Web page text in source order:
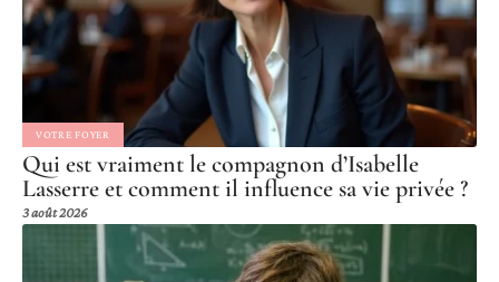
VOTRE FOYER
Qui est vraiment le compagnon d’Isabelle
Lasserre et comment il influence sa vie privée ?
3 août 2026